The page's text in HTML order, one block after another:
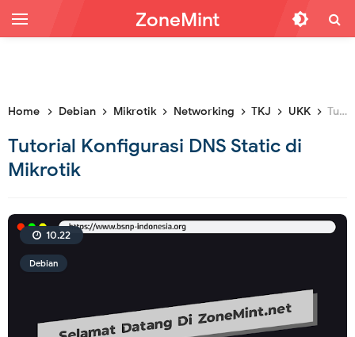
ZoneMint
Home Debian Mikrotik Networking TKJ UKK Tutorial Konfigurasi DNS Static di Mikrotik
Tutorial Konfigurasi DNS Static di
Mikrotik
Debian
10.22